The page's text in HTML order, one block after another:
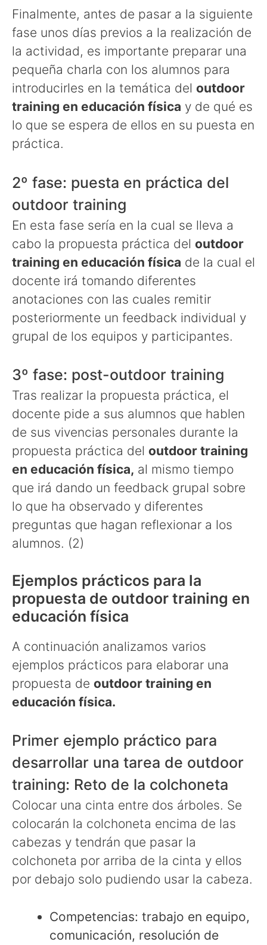
Finalmente, antes de pasar a la siguiente
fase unos días previos a la realización de
la actividad, es importante preparar una
pequeña charla con los alumnos para
introducirles en la temática del outdoor
training en educación física y de qué es
lo que se espera de ellos en su puesta en
práctica.
2º fase: puesta en práctica del
outdoor training
En esta fase sería en la cual se lleva a
cabo la propuesta práctica del outdoor
training en educación física de la cual el
docente irá tomando diferentes
anotaciones con las cuales remitir
posteriormente un feedback individual y
grupal de los equipos y participantes.
3º fase: post-outdoor training
Tras realizar la propuesta práctica, el
docente pide a sus alumnos que hablen
de sus vivencias personales durante la
propuesta práctica del outdoor training
en educación física, al mismo tiempo
que irá dando un feedback grupal sobre
lo que ha observado y diferentes
preguntas que hagan reflexionar a los
alumnos. (2)
Ejemplos prácticos para la
propuesta de outdoor training en
educación física
A continuación analizamos varios
ejemplos prácticos para elaborar una
propuesta de outdoor training en
educación física.
Primer ejemplo práctico para
desarrollar una tarea de outdoor
training: Reto de la colchoneta
Colocar una cinta entre dos árboles. Se
colocarán la colchoneta encima de las
cabezas y tendrán que pasar la
colchoneta por arriba de la cinta y ellos
por debajo solo pudiendo usar la cabeza.
Competencias: trabajo en equipo,
comunicación, resolución de